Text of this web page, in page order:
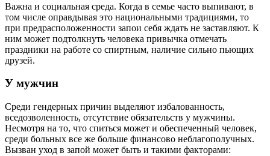
Важна и социальная среда. Когда в семье часто выпивают, в
том числе оправдывая это национальными традициями, то
при предрасположенности запои себя ждать не заставляют. К
ним может подтолкнуть человека привычка отмечать
праздники на работе со спиртным, наличие сильно пьющих
друзей.
У мужчин
Среди гендерных причин выделяют избалованность,
вседозволенность, отсутствие обязательств у мужчины.
Несмотря на то, что спиться может и обеспеченный человек,
среди больных все же больше финансово неблагополучных.
Вызван уход в запой может быть и такими факторами: